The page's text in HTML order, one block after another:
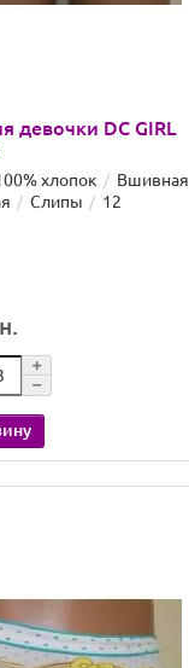
девочки DC GIRL
хлопок
Вшивная
Слипы 12